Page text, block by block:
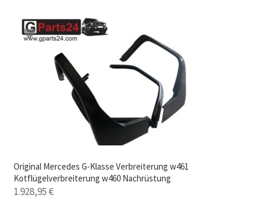
Original Mercedes G-Klasse Verbreiterung w461
Kotflügelverbreiterung w460 Nachrüstung
1.928,95€